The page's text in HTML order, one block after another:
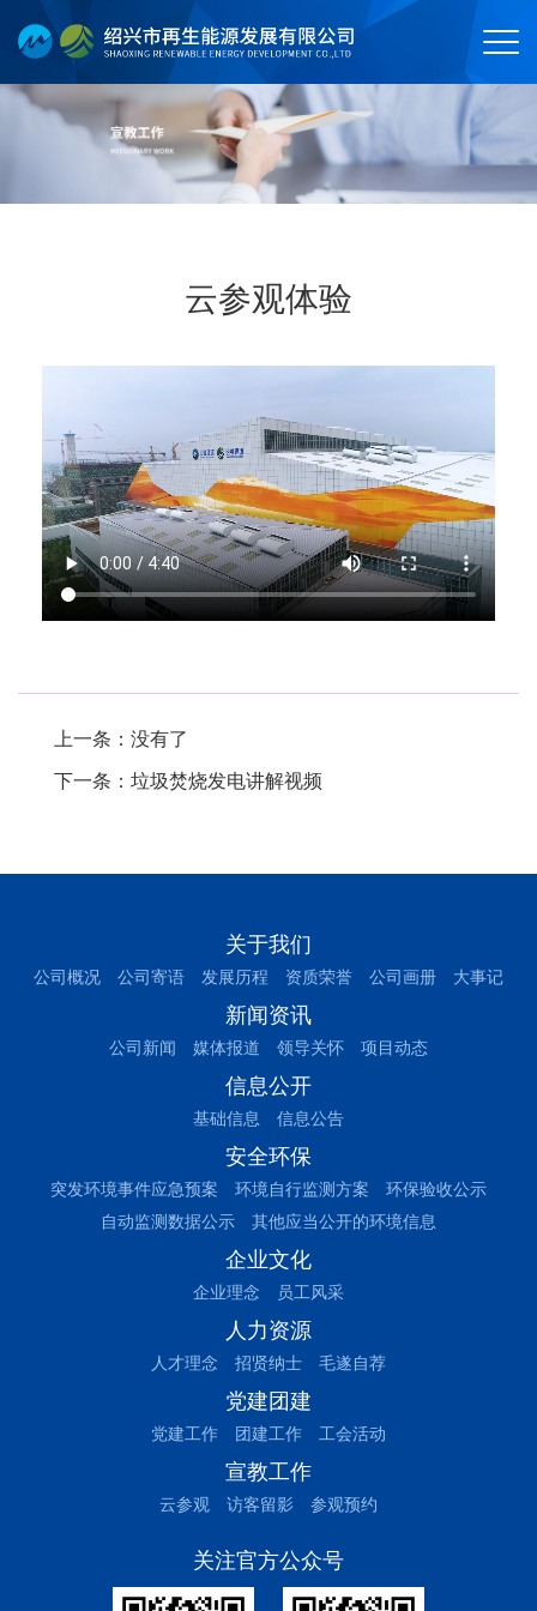
云参观体验
上一条：没有了
下一条： 垃圾焚烧发电讲解视频
关于我们
公司概况 公司寄语 发展历程 资质荣誉 公司画册 大事记
新闻资讯
公司新闻 媒体报道 领导关怀 项目动态
信息公开
基础信息 信息公告
安全环保
突发环境事件应急预案 环境自行监测方案
环保验收公示
自动监测数据公示
其他应当公开的环境信息
企业文化
企业理念 员工风采
人力资源
人才理念 招贤纳士 毛遂自荐
党建团建
党建工作 团建工作 工会活动
宣教工作
云参观 访客留影 参观预约
关注官方公众号